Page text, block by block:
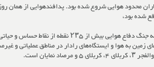
محدود هوایی شروع شده بود. پدافندهوایی از
شده بود،
به تدریج با ادامه جنگ و قدرت گرفتن نیروی هوایی دشمن، ادامه فعالیت
به هوا و ایستگاه‌های رادار در مناطق عملیاتی و
است.